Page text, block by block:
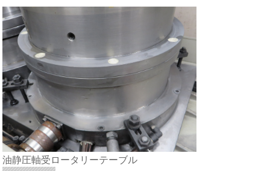
油静圧軸受ロータリーテーブル